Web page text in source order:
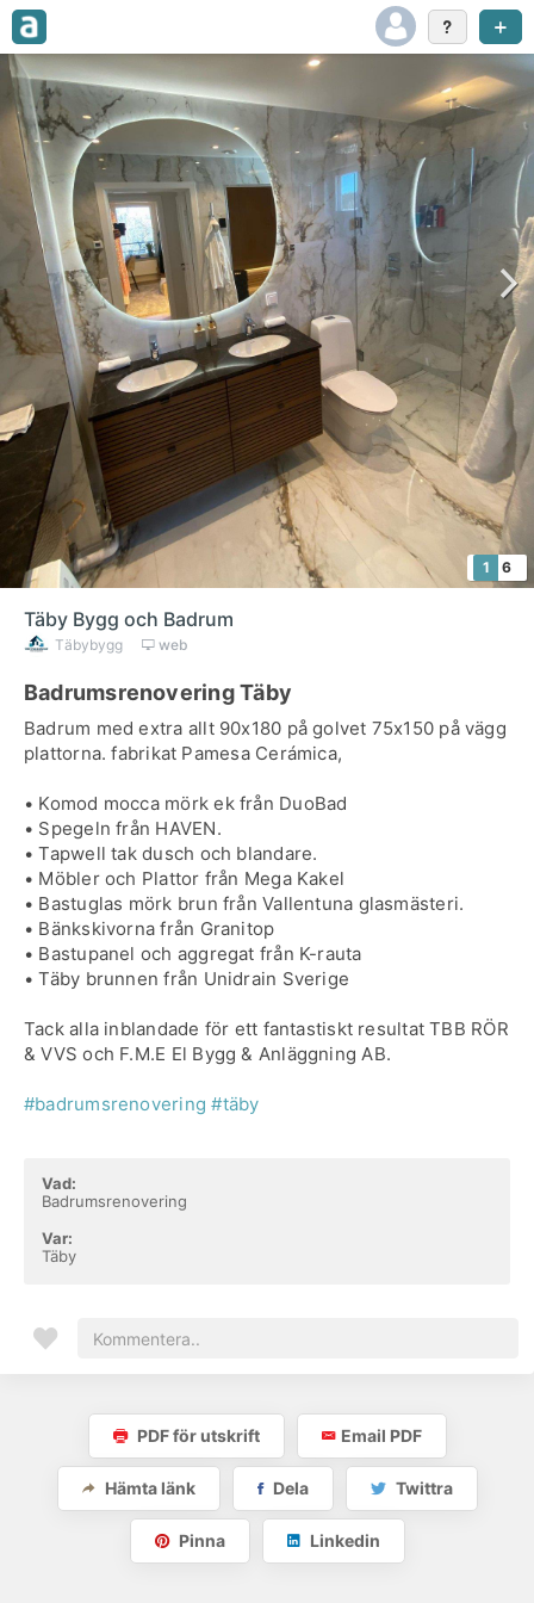
1 6
Täby Bygg och Badrum
Täbybygg web
Badrumsrenovering Täby
Badrum med extra allt 90x180 på golvet 75x150 på vägg
plattorna. fabrikat Pamesa Cerámica,
• Komod mocca mörk ek från DuoBad
• Spegeln från HAVEN.
• Tapwell tak dusch och blandare.
• Möbler och Plattor från Mega Kakel
• Bastuglas mörk brun från Vallentuna glasmästeri.
• Bänkskivorna från Granitop
• Bastupanel och aggregat från K-rauta
• Täby brunnen från Unidrain Sverige
Tack alla inblandade för ett fantastiskt resultat TBB RÖR
& VVS och F.M.E El Bygg & Anläggning AB.
#badrumsrenovering #täby
Vad:
Badrumsrenovering
Var:
Täby
PDF för utskrift Email PDF
Hämta länk Dela Twittra
Pinna Linkedin